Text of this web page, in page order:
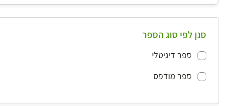
סנן לפי סוג הספר
ספר דיגיטלי
ספר מודפס